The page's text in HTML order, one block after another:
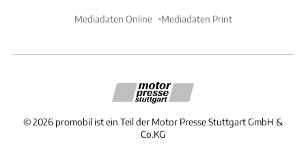
Mediadaten Online Mediadaten Print
©2026 promobil ist ein Teil der Motor Presse Stuttgart GmbH &
Co.KG